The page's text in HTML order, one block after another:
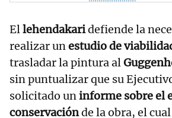
Ellehendakaridefiende la
realizar unestudio de
trasladar la pintura al
sin puntualizar que su
solicitado uninforme sobre el
conservaciónde la obra, el